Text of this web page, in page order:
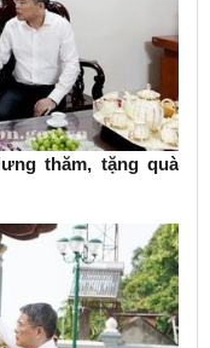
thăm, tặng quà